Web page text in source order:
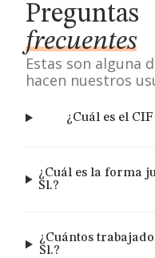
Preguntas
frecuentes
Estas son alguna
hacen nuestros
¿Cuál es el
¿Cuál es la forma
Sl.?
¿Cuántos
Sl.?